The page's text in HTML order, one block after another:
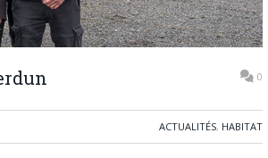
0
ACTUALITÉS, HABITAT